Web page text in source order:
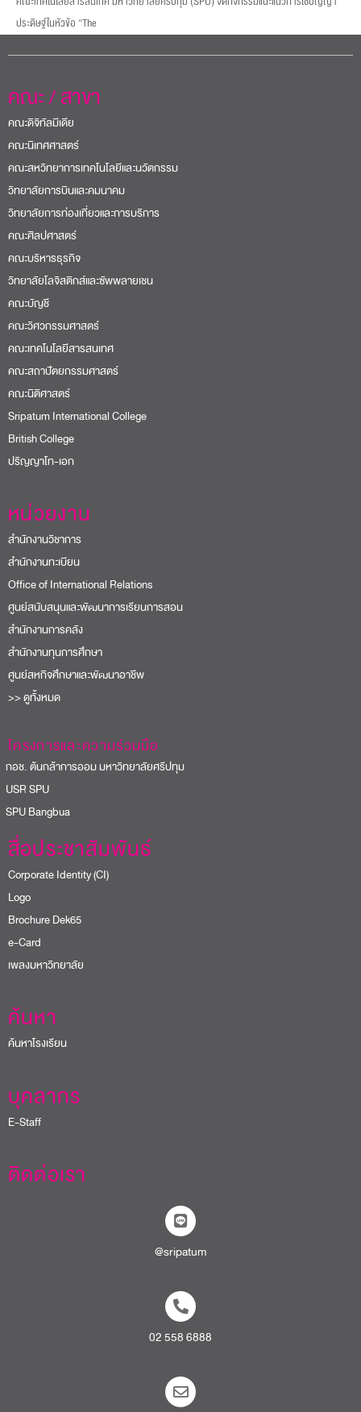
ประดิษฐ์ในหัวข้อ “The
คณะ / สาขา
คณะดิจิทัลมีเดีย
คณะนิเทศศาสตร์
คณะสหวิทยาการเทคโนโลยีและนวัตกรรม
วิทยาลัยการบินและคมนาคม
วิทยาลัยการท่องเที่ยวและการบริการ
คณะศิลปศาสตร์
คณะบริหารธุรกิจ
วิทยาลัยโลจิสติกส์และซัพพลายเชน
คณะบัญชี
คณะวิศวกรรมศาสตร์
คณะเทคโนโลยีสารสนเทศ
คณะสถาปัตยกรรมศาสตร์
คณะนิติศาสตร์
Sripatum International College
British College
ปริญญาโท-เอก
หน่วยงาน
สำนักงานวิชาการ
สำนักงานทะเบียน
Office of International Relations
ศูนย์สนับสนุนและพัฒนาการเรียนการสอน
สำนักงานการคลัง
สำนักงานทุนการศึกษา
ศูนย์สหกิจศึกษาและพัฒนาอาชีพ
>> ดูทั้งหมด
โครงการและความร่วมมือ
ช. ต้นกล้าการออม มหาวิทยาลัยศรีปทุม
SPU
Bangbua
สื่อประชาสัมพันธ์
Corporate Identity (CI)
Logo
Brochure Dek65
e-Card
เพลงมหาวิทยาลัย
ค้นหา
ค้นหาโรงเรียน
บุคลากร
E-Staff
ติดต่อเรา
@sripatum
02 558 6888